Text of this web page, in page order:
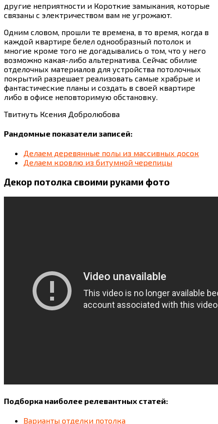
другие неприятности и Короткие замыкания, которые
связаны с электричеством вам не угрожают.
Одним словом, прошли те времена, в то время, когда в
каждой квартире белел однообразный потолок и
многие кроме того не догадывались о том, что у него
возможно какая-либо альтернатива. Сейчас обилие
отделочных материалов для устройства потолочных
покрытий разрешает реализовать самые храбрые и
фантастические планы и создать в своей квартире
либо в офисе неповторимую обстановку.
Твитнуть Ксения Добролюбова
Рандомные показатели записей:
Делаем деревянные полы из массивных досок
Делаем кровлю из битумной черепицы
Декор потолка своими руками фото
Подборка наиболее релевантных статей:
Варианты отделки потолка